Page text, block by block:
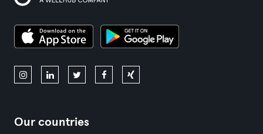
Our countries